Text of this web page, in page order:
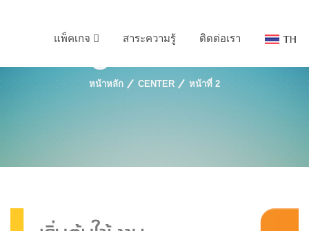
แพ็คเกจ สาระความรู้ ติดต่อเรา
Tag : Center
หน้าหลัก CENTER หน้าที่ 2